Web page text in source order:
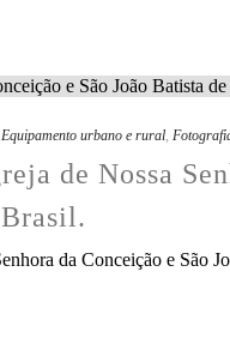
Equipamento urbano e rural,
de Nossa
da Conceição e